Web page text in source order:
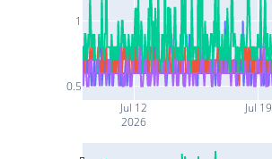
Jul 12
2026
Jul 19
0.5
1